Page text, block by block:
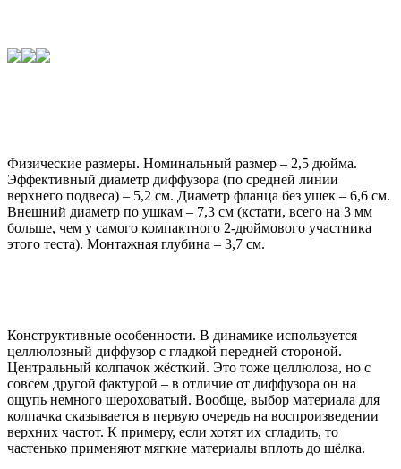
Физические размеры. Номинальный размер – 2,5 дюйма.
Эффективный диаметр диффузора (по средней линии
верхнего подвеса) – 5,2 см. Диаметр фланца без ушек – 6,6 см.
Внешний диаметр по ушкам – 7,3 см (кстати, всего на 3 мм
больше, чем у самого компактного 2-дюймового участника
этого теста). Монтажная глубина – 3,7 см.
Конструктивные особенности. В динамике используется
целлюлозный диффузор с гладкой передней стороной.
Центральный колпачок жёсткий. Это тоже целлюлоза, но с
совсем другой фактурой – в отличие от диффузора он на
ощупь немного шероховатый. Вообще, выбор материала для
колпачка сказывается в первую очередь на воспроизведении
верхних частот. К примеру, если хотят их сгладить, то
частенько применяют мягкие материалы вплоть до шёлка.